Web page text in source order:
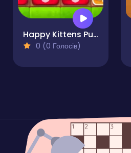
Happy Kittens Puzzle
0 (0 Голосів)